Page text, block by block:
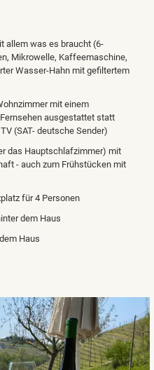
allem was es braucht (6-
Mikrowelle, Kaffeemaschine,
Wasser-Hahn mit gefiltertem
mit einem
ausgestattet statt
(SAT- deutsche Sender)
das Hauptschlafzimmer) mit
- auch zum Frühstücken mit
für 4 Personen
dem Haus
Haus